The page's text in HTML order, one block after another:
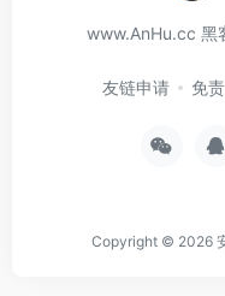
www.AnHu.cc 黑
友链申请 免
Copyright © 2026